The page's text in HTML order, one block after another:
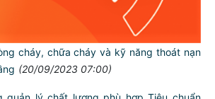
cháy, chữa cháy và kỹ năng thoát nạn
(20/09/2023 07:00)